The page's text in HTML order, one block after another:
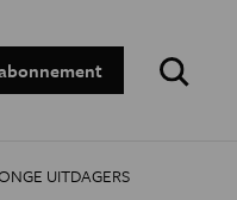
Zoeken:
UITDAGERS